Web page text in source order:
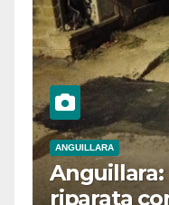
ANGUILLARA
Anguillara:
riparata